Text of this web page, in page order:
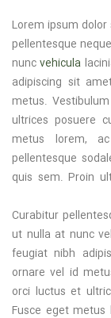
Lorem ipsum
pellentesque
nuncvehicula
adipiscing sit
metus.
ultrices posuere
metus lorem,
pellentesque
quis sem. Proin
Curabitur
ut nulla at nunc
feugiat nibh
ornare vel id
orci luctus et
Fusce eget